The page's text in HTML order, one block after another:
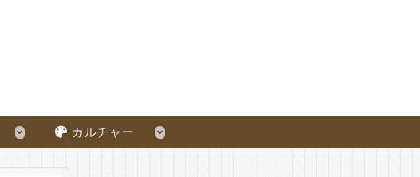
カルチャー